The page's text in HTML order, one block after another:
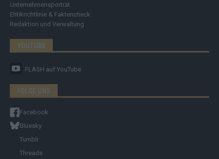
Unternehmensporträt
Ehtikrichtlinie & Faktencheck
Redaktion und Verwaltung
YOUTUBE
FLASH auf YouTube
FOLGE UNS
Facebook
Bluesky
Tumblr
Threads